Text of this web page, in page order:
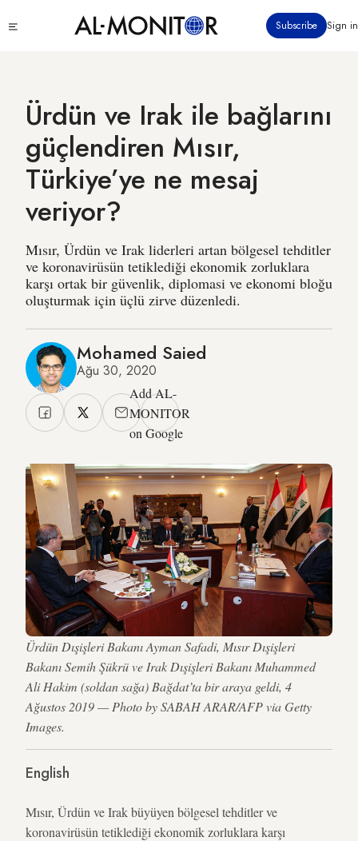
içeriğe
Subscribe Sign in
Ürdün ve Irak ile bağlarını
güçlendiren Mısır,
Türkiye’ye ne mesaj
veriyor?
Mısır, Ürdün ve Irak liderleri artan bölgesel tehditler
ve koronavirüsün tetiklediği ekonomik zorluklara
karşı ortak bir güvenlik, diplomasi ve ekonomi bloğu
oluşturmak için üçlü zirve düzenledi.
Mohamed Saied
Ağu 30, 2020
Add AL-
MONITOR
on Google
Ürdün Dışişleri Bakanı Ayman Safadi, Mısır Dışişleri
Bakanı Semih Şükrü ve Irak Dışişleri Bakanı Muhammed
Ali Hakim (soldan sağa) Bağdat’ta bir araya geldi, 4
Ağustos 2019 — Photo by SABAH ARAR/AFP via Getty
Images.
English
Mısır, Ürdün ve Irak büyüyen bölgesel tehditler ve
koronavirüsün tetiklediği ekonomik zorluklara karşı